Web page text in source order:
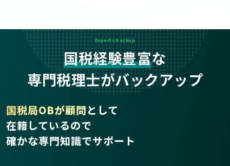
Experts Backup
国税経験豊富な
専門税理士がバックアップ
国税局OBが顧問として
在籍しているので
確かな専門知識でサポート